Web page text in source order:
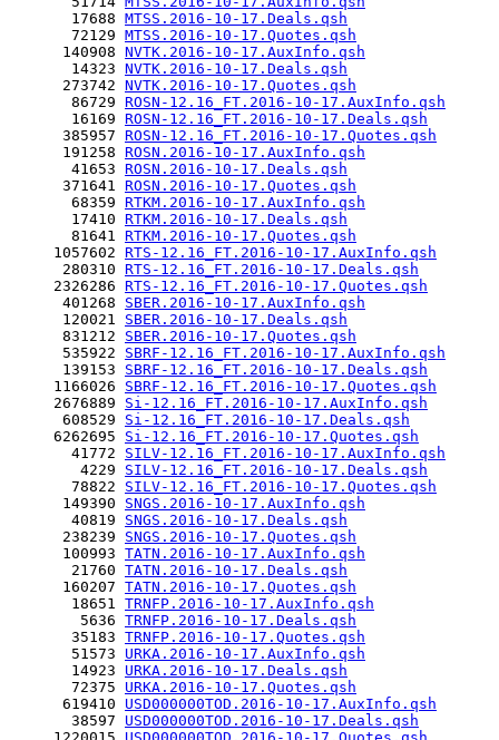
       17688
MTSS.2016-10-17.Deals.qsh
       72129
MTSS.2016-10-17.Quotes.qsh
      140908
NVTK.2016-10-17.AuxInfo.qsh
       14323
NVTK.2016-10-17.Deals.qsh
      273742
NVTK.2016-10-17.Quotes.qsh
       86729
ROSN-12.16_FT.2016-10-17.AuxInfo.qsh
       16169
ROSN-12.16_FT.2016-10-17.Deals.qsh
      385957
ROSN-12.16_FT.2016-10-17.Quotes.qsh
      191258
ROSN.2016-10-17.AuxInfo.qsh
       41653
ROSN.2016-10-17.Deals.qsh
      371641
ROSN.2016-10-17.Quotes.qsh
       68359
RTKM.2016-10-17.AuxInfo.qsh
       17410
RTKM.2016-10-17.Deals.qsh
       81641
RTKM.2016-10-17.Quotes.qsh
     1057602
RTS-12.16_FT.2016-10-17.AuxInfo.qsh
      280310
RTS-12.16_FT.2016-10-17.Deals.qsh
     2326286
RTS-12.16_FT.2016-10-17.Quotes.qsh
      401268
SBER.2016-10-17.AuxInfo.qsh
      120021
SBER.2016-10-17.Deals.qsh
      831212
SBER.2016-10-17.Quotes.qsh
      535922
SBRF-12.16_FT.2016-10-17.AuxInfo.qsh
      139153
SBRF-12.16_FT.2016-10-17.Deals.qsh
     1166026
SBRF-12.16_FT.2016-10-17.Quotes.qsh
     2676889
Si-12.16_FT.2016-10-17.AuxInfo.qsh
      608529
Si-12.16_FT.2016-10-17.Deals.qsh
     6262695
Si-12.16_FT.2016-10-17.Quotes.qsh
       41772
SILV-12.16_FT.2016-10-17.AuxInfo.qsh
        4229
SILV-12.16_FT.2016-10-17.Deals.qsh
       78822
SILV-12.16_FT.2016-10-17.Quotes.qsh
      149390
SNGS.2016-10-17.AuxInfo.qsh
       40819
SNGS.2016-10-17.Deals.qsh
      238239
SNGS.2016-10-17.Quotes.qsh
      100993
TATN.2016-10-17.AuxInfo.qsh
       21760
TATN.2016-10-17.Deals.qsh
      160207
TATN.2016-10-17.Quotes.qsh
       18651
TRNFP.2016-10-17.AuxInfo.qsh
        5636
TRNFP.2016-10-17.Deals.qsh
       35183
TRNFP.2016-10-17.Quotes.qsh
       51573
URKA.2016-10-17.AuxInfo.qsh
       14923
URKA.2016-10-17.Deals.qsh
       72375
URKA.2016-10-17.Quotes.qsh
      619410
USD000000TOD.2016-10-17.AuxInfo.qsh
       38597
USD000000TOD.2016-10-17.Deals.qsh